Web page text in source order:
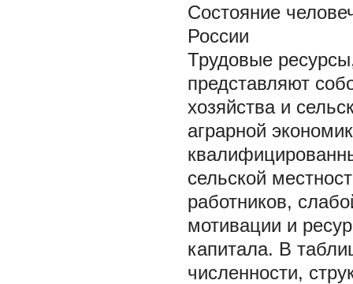
Состояние
России
Трудовые
представляют
хозяйства и
аграрной
сельской
работников,
мотивации и
капитала. В
численности,